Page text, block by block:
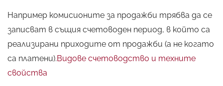
Например комисионите за продажби трябва да се
записват в същия счетоводен период, в който са
реализирани приходите от продажби (а не когато
са платени).Видове счетоводство и техните
свойства